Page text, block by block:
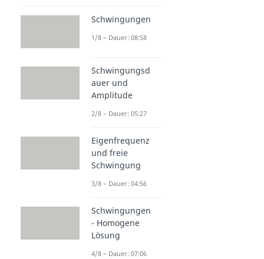
Schwingungen
1/8 – Dauer: 08:58
Schwingungsd
auer und
Amplitude
2/8 – Dauer: 05:27
Eigenfrequenz
und freie
Schwingung
3/8 – Dauer: 04:56
Schwingungen
- Homogene
Lösung
4/8 – Dauer: 07:06